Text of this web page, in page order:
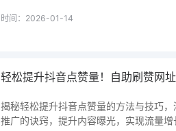
时间：2026-01-14
轻松提升抖音点赞量！自助刷赞网
揭秘轻松提升抖音点赞量的方法与技巧
推广的诀窍，提升内容曝光，实现流量增